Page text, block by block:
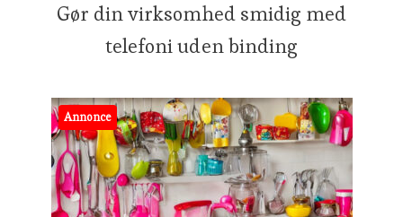
Gør din virksomhed smidig med
telefoni uden binding
Annonce